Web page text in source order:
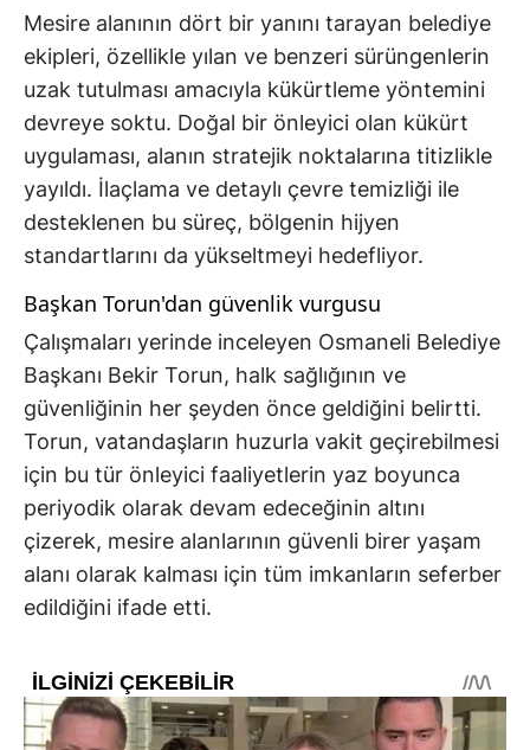
Mesire alanının dört bir yanını tarayan belediye
ekipleri, özellikle yılan ve benzeri sürüngenlerin
uzak tutulması amacıyla kükürtleme yöntemini
devreye soktu. Doğal bir önleyici olan kükürt
uygulaması, alanın stratejik noktalarına titizlikle
yayıldı. İlaçlama ve detaylı çevre temizliği ile
desteklenen bu süreç, bölgenin hijyen
standartlarını da yükseltmeyi hedefliyor.
Başkan Torun'dan güvenlik vurgusu
Çalışmaları yerinde inceleyen Osmaneli Belediye
Başkanı Bekir Torun, halk sağlığının ve
güvenliğinin her şeyden önce geldiğini belirtti.
Torun, vatandaşların huzurla vakit geçirebilmesi
için bu tür önleyici faaliyetlerin yaz boyunca
periyodik olarak devam edeceğinin altını
çizerek, mesire alanlarının güvenli birer yaşam
alanı olarak kalması için tüm imkanların seferber
edildiğini ifade etti.